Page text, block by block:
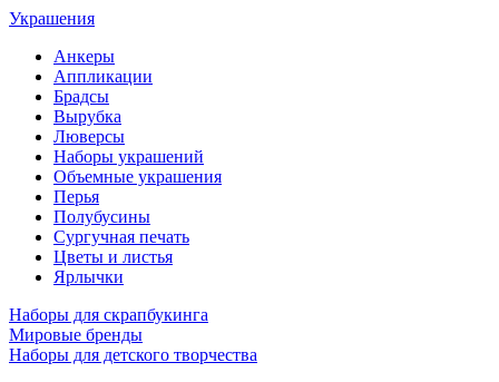
Украшения
Анкеры
Аппликации
Брадсы
Вырубка
Люверсы
Наборы украшений
Объемные украшения
Перья
Полубусины
Сургучная печать
Цветы и листья
Ярлычки
Наборы для скрапбукинга
Мировые бренды
Наборы для детского творчества